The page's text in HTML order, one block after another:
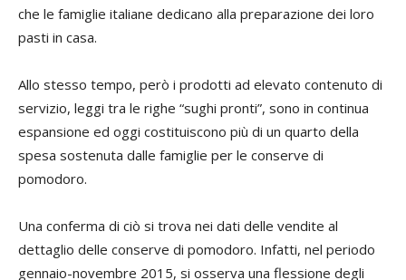
che le famiglie italiane dedicano alla preparazione dei loro
pasti in casa.
Allo stesso tempo, però i prodotti ad elevato contenuto di
servizio, leggi tra le righe “sughi pronti”, sono in continua
espansione ed oggi costituiscono più di un quarto della
spesa sostenuta dalle famiglie per le conserve di
pomodoro.
Una conferma di ciò si trova nei dati delle vendite al
dettaglio delle conserve di pomodoro. Infatti, nel periodo
gennaio-novembre 2015, si osserva una flessione degli